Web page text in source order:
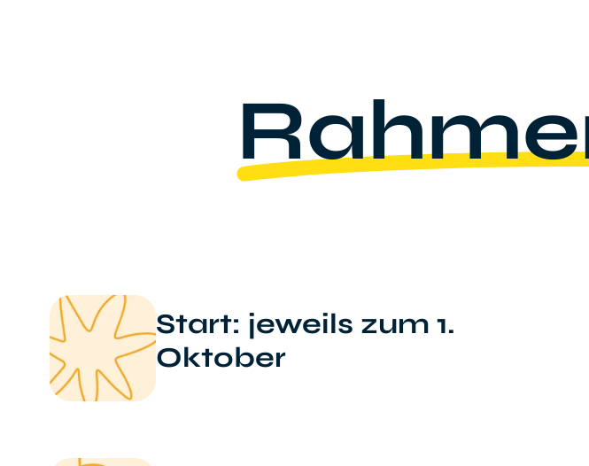
Start: jeweils zum 1.
Oktober